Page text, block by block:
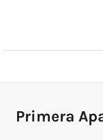
Primera